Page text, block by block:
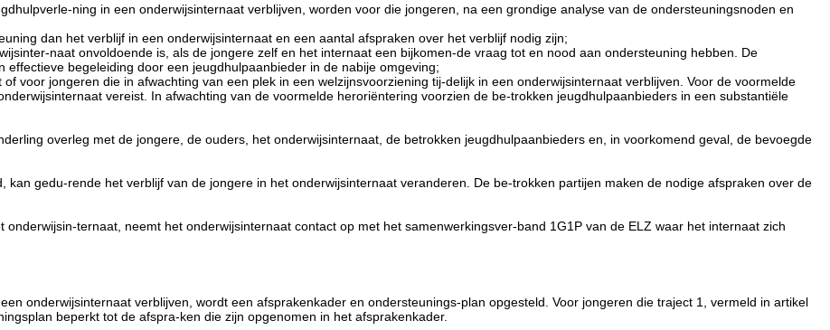
ning in een onderwijsinternaat verblijven, worden voor die jongeren, na een grondige analyse van de ondersteuningsnoden en
dan het verblijf in een onderwijsinternaat en een aantal afspraken over het verblijf nodig zijn;
naat onvoldoende is, als de jongere zelf en het internaat een bijkomen-de vraag tot en nood aan ondersteuning hebben. De
begeleiding door een jeugdhulpaanbieder in de nabije omgeving;
voor jongeren die in afwachting van een plek in een welzijnsvoorziening tij-delijk in een onderwijsinternaat verblijven. Voor de voormelde
vereist. In afwachting van de voormelde heroriëntering voorzien de be-trokken jeugdhulpaanbieders in een substantiële
overleg met de jongere, de ouders, het onderwijsinternaat, de betrokken jeugdhulpaanbieders en, in voorkomend geval, de bevoegde
gedu-rende het verblijf van de jongere in het onderwijsinternaat veranderen. De be-trokken partijen maken de nodige afspraken over de
ternaat, neemt het onderwijsinternaat contact op met het samenwerkingsver-band 1G1P van de ELZ waar het internaat zich
onderwijsinternaat verblijven, wordt een afsprakenkader en ondersteunings-plan opgesteld. Voor jongeren die traject 1, vermeld in artikel
beperkt tot de afspra-ken die zijn opgenomen in het afsprakenkader.